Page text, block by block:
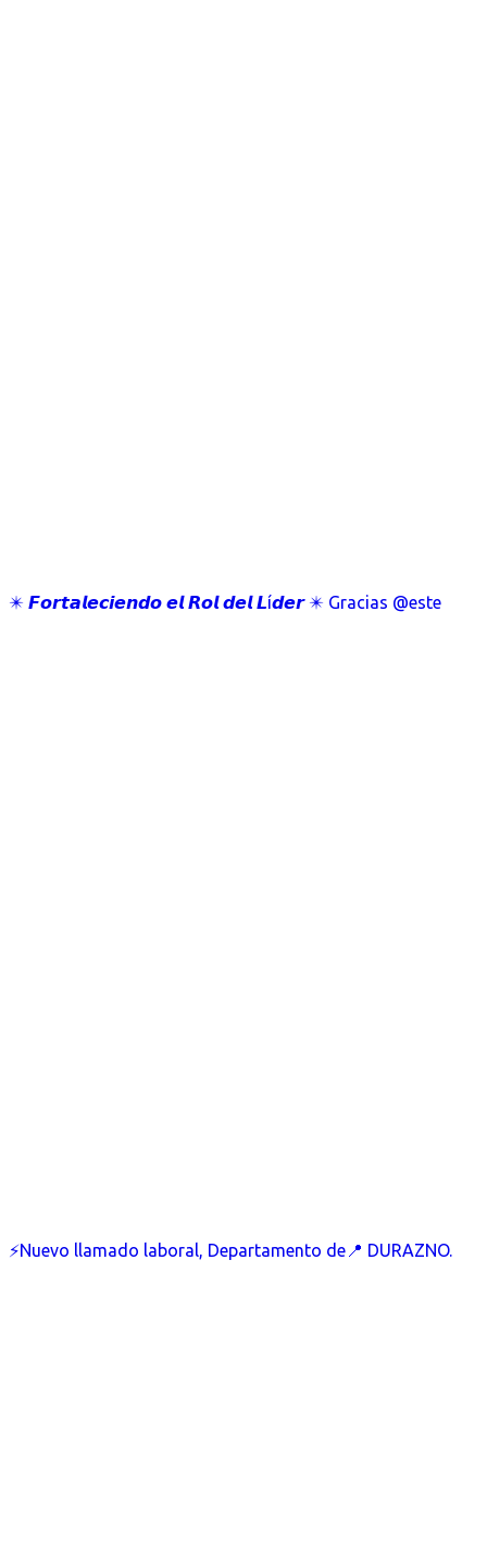
✴️ 𝙁𝙤𝙧𝙩𝙖𝙡𝙚𝙘𝙞𝙚𝙣𝙙𝙤 𝙚𝙡 𝙍𝙤𝙡 𝙙𝙚𝙡 𝙇í𝙙𝙚𝙧 ✴️ Gracias @este
⚡Nuevo llamado laboral, Departamento de📍 DURAZNO.